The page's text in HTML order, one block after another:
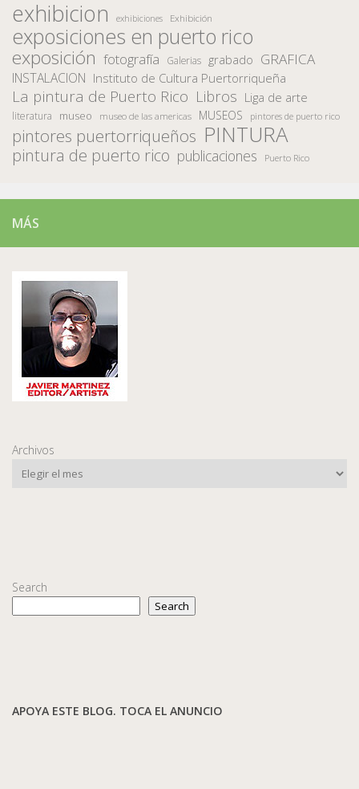
exhibicion exhibiciones Exhibición
exposiciones en puerto rico
exposición fotografía Galerias grabado GRAFICA
INSTALACION Instituto de Cultura Puertorriqueña
La pintura de Puerto Rico Libros Liga de arte
literatura museo museo de las americas MUSEOS pintores de puerto rico
pintores puertorriqueños PINTURA
pintura de puerto rico publicaciones Puerto Rico
MÁS
Archivos
Search
Search
APOYA ESTE BLOG. TOCA EL ANUNCIO